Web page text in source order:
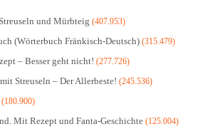
und Mürbteig (407.953)
(Wörterbuch Fränkisch-Deutsch) (315.479)
– Besser geht nicht! (277.726)
Streuseln – Der Allerbeste! (245.536)
(180.900)
Mit Rezept und Fanta-Geschichte (125.004)